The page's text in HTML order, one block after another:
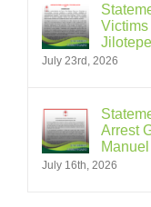
Victims
July 23rd, 2026
Arrest
July 16th, 2026